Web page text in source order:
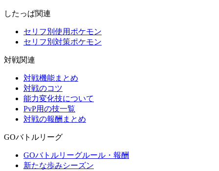
したっぱ関連
セリフ別使用ポケモン
セリフ別対策ポケモン
対戦関連
対戦機能まとめ
対戦のコツ
能力変化技について
PvP用の技一覧
対戦の報酬まとめ
GOバトルリーグ
GOバトルリーグルール・報酬
新たな歩みシーズン